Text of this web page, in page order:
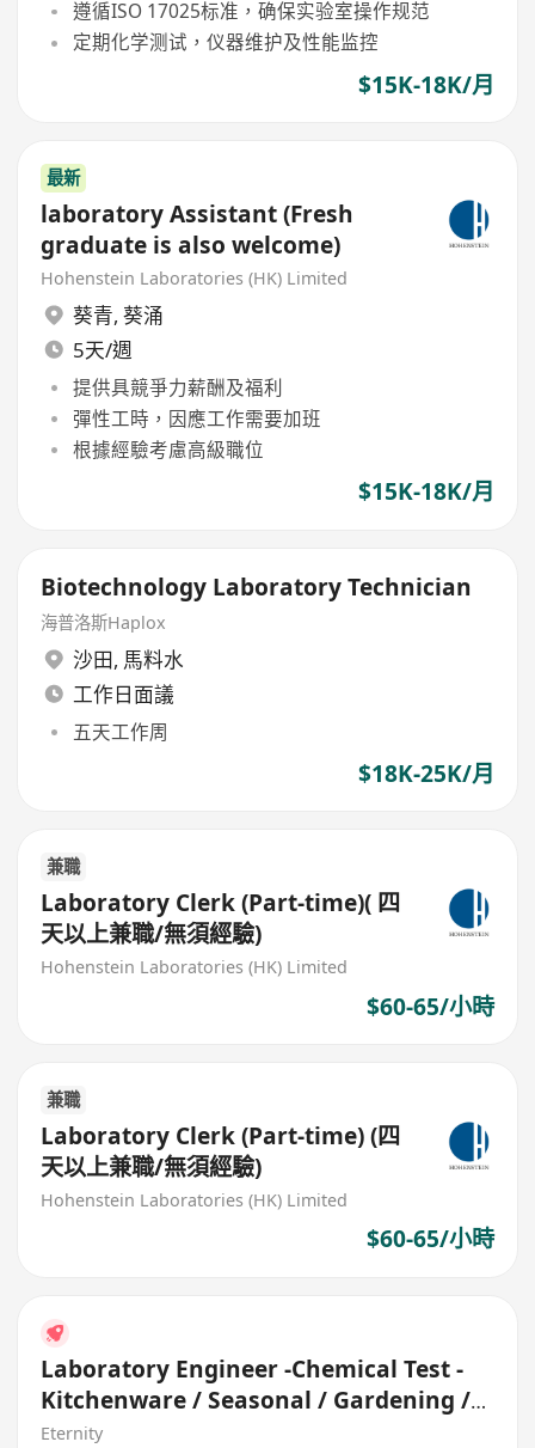
遵循ISO 17025标准，确保实验室操作规范
定期化学测试，仪器维护及性能监控
$15K-18K/月
最新
laboratory Assistant (Fresh
graduate is also welcome)
Hohenstein Laboratories (HK) Limited
葵青, 葵涌
5天/週
提供具競爭力薪酬及福利
彈性工時，因應工作需要加班
根據經驗考慮高級職位
$15K-18K/月
Biotechnology Laboratory Technician
海普洛斯Haplox
沙田, 馬料水
工作日面議
五天工作周
$18K-25K/月
兼職
Laboratory Clerk (Part-time)( 四
天以上兼職/無須經驗)
Hohenstein Laboratories (HK) Limited
$60-65/小時
兼職
Laboratory Clerk (Part-time) (四
天以上兼職/無須經驗)
Hohenstein Laboratories (HK) Limited
$60-65/小時
Laboratory Engineer -Chemical Test -
Kitchenware / Seasonal / Gardening /
Gift
Eternity